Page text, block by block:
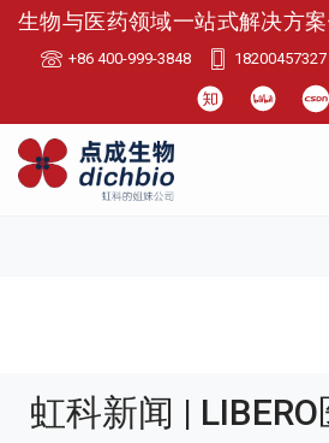
生物与医药领域一站式解决方
+86 400-999-3848 18200457327
虹科新闻 |